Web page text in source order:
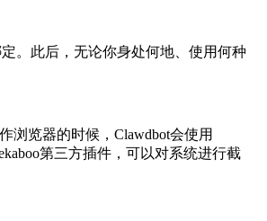
定。此后，无论你身处何地、使用何种
浏览器的时候，Clawdbot会使用
第三方插件，可以对系统进行截